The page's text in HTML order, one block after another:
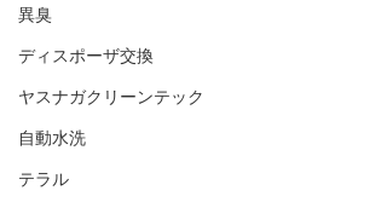
異臭
ディスポーザ交換
ヤスナガクリーンテック
自動水洗
テラル